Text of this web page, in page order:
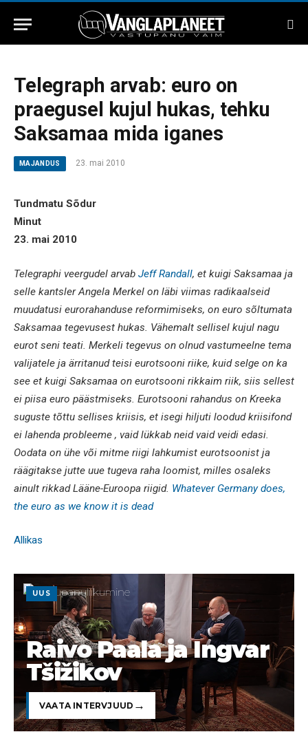
Telegraph arvab: euro on
praegusel kujul hukas, tehku
Saksamaa mida iganes
MAJANDUS 23. mai 2010
Tundmatu Sõdur
Minut
23. mai 2010
Telegraphi veergudel arvab Jeff Randall, et kuigi Saksamaa ja
selle kantsler Angela Merkel on läbi viimas radikaalseid
muudatusi eurorahanduse reformimiseks, on euro sõltumata
Saksamaa tegevusest hukas. Vähemalt sellisel kujul nagu
eurot seni teati. Merkeli tegevus on olnud vastumeelne tema
valijatele ja ärritanud teisi eurotsooni riike, kuid selge on ka
see et kuigi Saksamaa on eurotsooni rikkaim riik, siis sellest
ei piisa euro päästmiseks. Eurotsooni rahandus on Kreeka
suguste tõttu sellises kriisis, et isegi hiljuti loodud kriisifond
ei lahenda probleeme , vaid lükkab neid vaid veidi edasi.
Oodata on ühe või mitme riigi lahkumist eurotsoonist ja
räägitakse jutte uue tugeva raha loomist, milles osaleks
ainult rikkad Lääne-Euroopa riigid. Whatever Germany does,
the euro as we know it is dead
Allikas
UUS
Raivo Paala ja Ingvar
Tšižikov
VAATA INTERVJUUD